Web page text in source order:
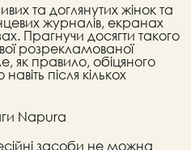
та доглянутих жінок та
журналів, екранах
Прагнучи досягти такого
розрекламованої
як правило, обіцяного
після кількох
Napura
засоби не можна